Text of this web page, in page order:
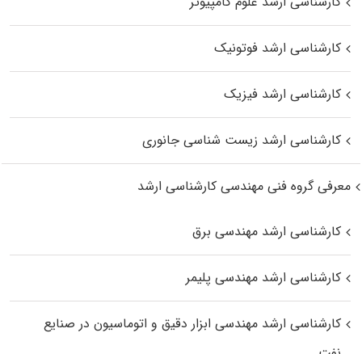
کارشناسی ارشد فوتونیک
کارشناسی ارشد فیزیک
کارشناسی ارشد زیست‌ شناسی جانوری
معرفی گروه فنی مهندسی کارشناسی ارشد
کارشناسی ارشد مهندسی برق
کارشناسی ارشد مهندسی پلیمر
کارشناسی ارشد مهندسی ابزار دقیق و اتوماسیون در صنایع